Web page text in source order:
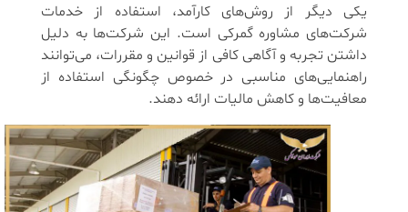
یکی دیگر از روش‌های کارآمد، استفاده از خدمات
شرکت‌های مشاوره گمرکی است. این شرکت‌ها به دلیل
داشتن تجربه و آگاهی کافی از قوانین و مقررات، می‌توانند
راهنمایی‌های مناسبی در خصوص چگونگی استفاده از
معافیت‌ها و کاهش مالیات ارائه دهند.